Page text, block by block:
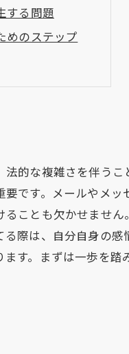
する問題
めのステップ
に解説
修復の道
的な複雑さを伴う
です。メールやメ
ことも欠かせませ
際は、自分自身の
す。まずは一歩を